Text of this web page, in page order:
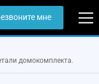
мне
домокомплекта.